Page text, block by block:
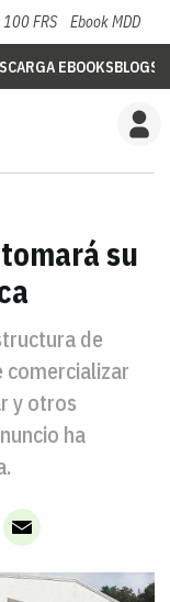
100 FRS Ebook MDD
EBOOKSBLOGS
su
de
comercializar
y otros
ha
Email